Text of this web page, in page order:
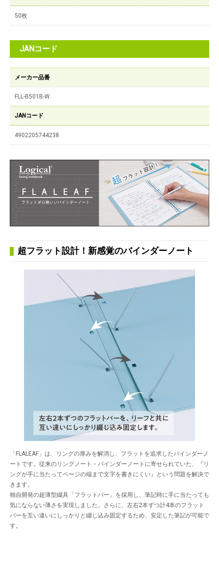
50枚
JANコード
メーカー品番
FLL-B501B-W
JANコード
4902205744238
超フラット設計！新感覚のバインダーノート
「FLALEAF」は、リングの厚みを解消し、フラットを追求したバインダーノ
ートです。従来のリングノート・バインダーノートに寄せられていた、『リ
ングが手に当たってページの端まで文字を書きにくい』という問題を解決で
きます。
独自開発の超薄型綴具「フラットバー」を採用し、筆記時に手に当たっても
気にならない薄さを実現しました。さらに、左右2本ずつ計4本のフラット
バーを互い違いにしっかりと綴じ込み固定するため、安定した筆記が可能で
す。